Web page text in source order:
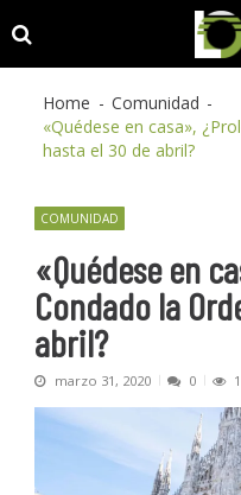
to
navigation
to
content
Home
Comunidad
«Quédese en casa»,
hasta el 30 de abril?
COMUNIDAD
«Quédese en
Condado la
abril?
marzo 31, 2020 0